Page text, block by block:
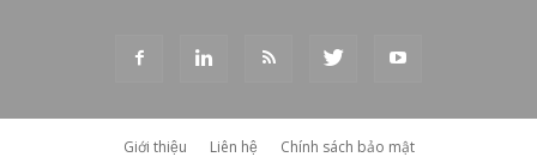
Giới thiệu Liên hệ Chính sách bảo mật